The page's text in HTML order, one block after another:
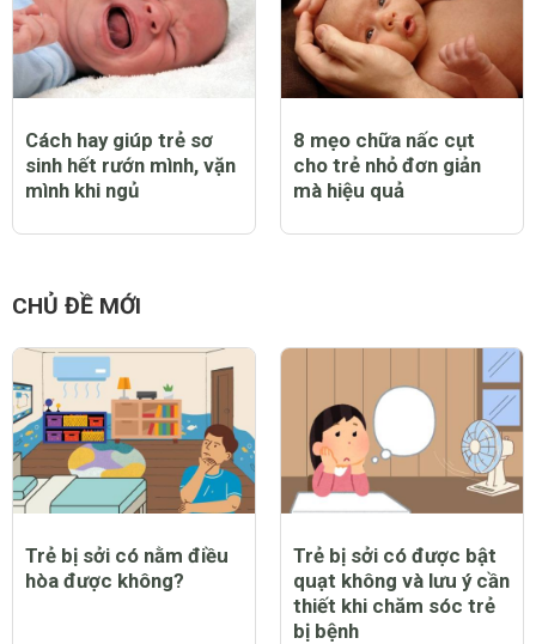
Cách hay giúp trẻ sơ
sinh hết rướn mình, vặn
mình khi ngủ
8 mẹo chữa nấc cụt
cho trẻ nhỏ đơn giản
mà hiệu quả
CHỦ ĐỀ MỚI
Trẻ bị sởi có nằm điều
hòa được không?
Trẻ bị sởi có được bật
quạt không và lưu ý cần
thiết khi chăm sóc trẻ
bị bệnh